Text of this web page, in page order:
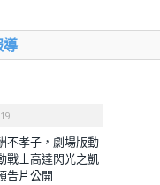
導
不孝子，劇場版動
戰士高達閃光之凱
告片公開